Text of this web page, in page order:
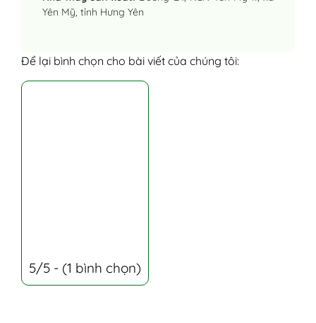
Yên Mỹ, tỉnh Hưng Yên
Để lại bình chọn cho bài viết của chúng tôi:
5/5 - (1 bình chọn)